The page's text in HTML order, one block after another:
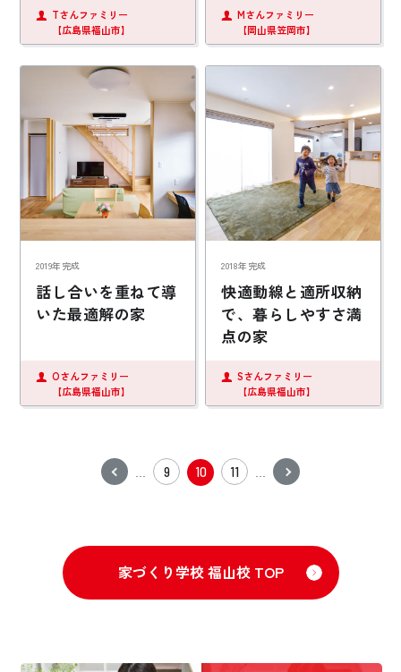
Tさんファミリー
【広島県福山市】
Mさんファミリー
【岡山県笠岡市】
2019年完成
話し合いを重ねて導
いた最適解の家
Oさんファミリー
【広島県福山市】
2018年完成
快適動線と適所収納
で、暮らしやすさ満
点の家
Sさんファミリー
【広島県福山市】
9 10 11
家づくり学校 福山校 TOP